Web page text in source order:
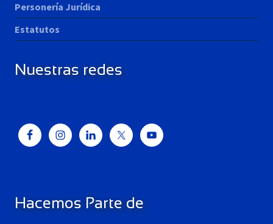
Personería Jurídica
Estatutos
Nuestras redes
Hacemos Parte de